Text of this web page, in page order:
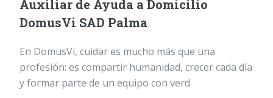
Auxiliar de Ayuda a Domicilio
DomusVi SAD Palma
En DomusVi, cuidar es mucho más que una
profesión: es compartir humanidad, crecer cada día
y formar parte de un equipo con verd